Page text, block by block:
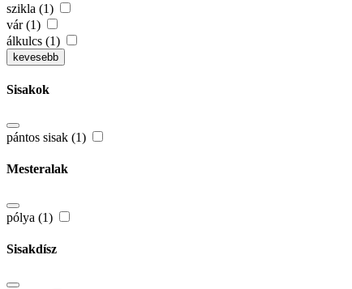
szikla (1)
vár (1)
álkulcs (1)
kevesebb
Sisakok
pántos sisak (1)
Mesteralak
pólya (1)
Sisakdísz